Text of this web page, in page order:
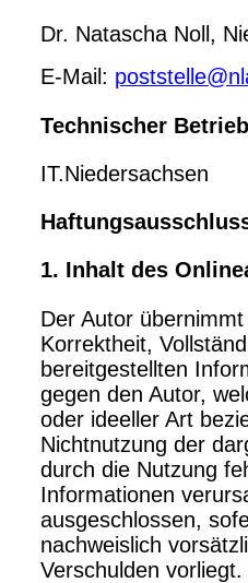
Dr. Natascha Noll,
E-Mail:
Technischer Betrieb
IT.Niedersachsen
1. Inhalt des
Der Autor
Korrektheit,
bereitgestellten
gegen den Autor,
oder ideeller Art
Nichtnutzung der
durch die Nutzung
Informationen
ausgeschlossen,
nachweislich
Verschulden vorliegt.